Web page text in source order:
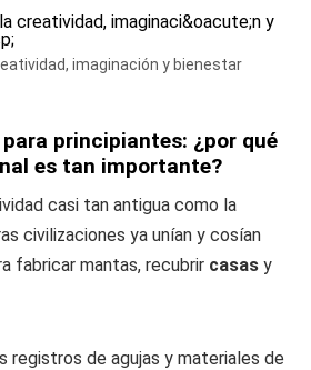
imaginación y bienestar
principiantes: ¿por qué
es tan importante?
casi tan antigua como la
civilizaciones ya unían y cosían
fabricar mantas, recubrir casas y
registros de agujas y materiales de